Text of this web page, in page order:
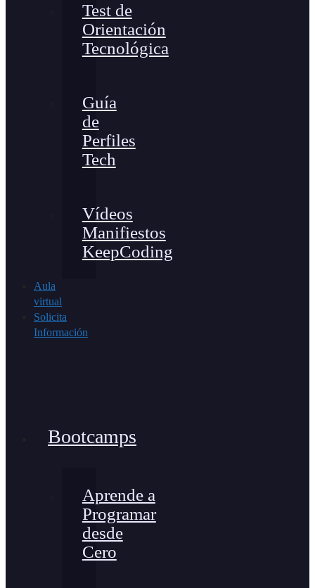
Test de
Orientación
Tecnológica
Guía
de
Perfiles
Tech
Vídeos
Manifiestos
KeepCoding
Aula
virtual
Solicita
Información
Bootcamps
Aprende a
Programar
desde
Cero